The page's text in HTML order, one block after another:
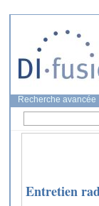
Recherche avancée
Entretien